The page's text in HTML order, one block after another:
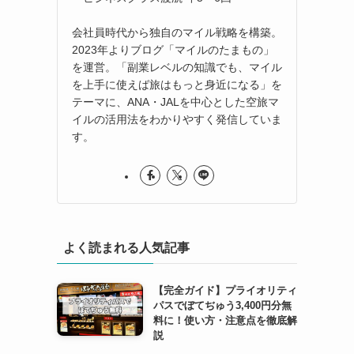
会社員時代から独自のマイル戦略を構築。
2023年よりブログ「マイルのたまもの」
を運営。「副業レベルの知識でも、マイル
を上手に使えば旅はもっと身近になる」を
テーマに、ANA・JALを中心とした空旅マ
イルの活用法をわかりやすく発信していま
す。
よく読まれる人気記事
【完全ガイド】プライオリティ
パスでぼてぢゅう3,400円分無
料に！使い方・注意点を徹底解
説